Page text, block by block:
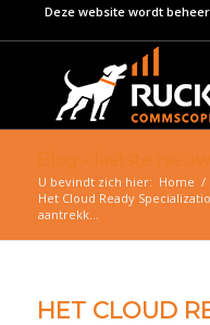
Deze website wordt
U bevindt zich hier: Home /
Het Cloud Ready
aantrekk...
HET CLOUD